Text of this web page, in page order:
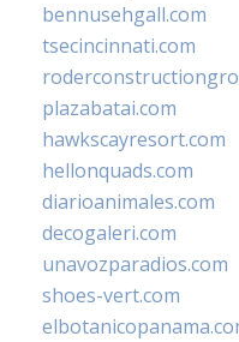
bennusehgall.com
tsecincinnati.com
plazabatai.com
hawkscayresort.com
hellonquads.com
diarioanimales.com
decogaleri.com
unavozparadios.com
shoes-vert.com